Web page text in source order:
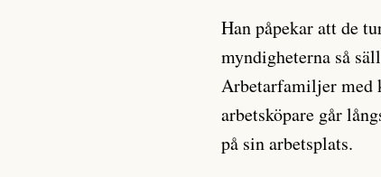
Han påpekar att de
myndigheterna så
Arbetarfamiljer med
arbetsköpare går
på sin arbetsplats.